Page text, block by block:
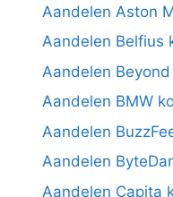
Aandelen Aston
Aandelen Belfius
Aandelen
Aandelen BMW
Aandelen
Aandelen
Aandelen Capita